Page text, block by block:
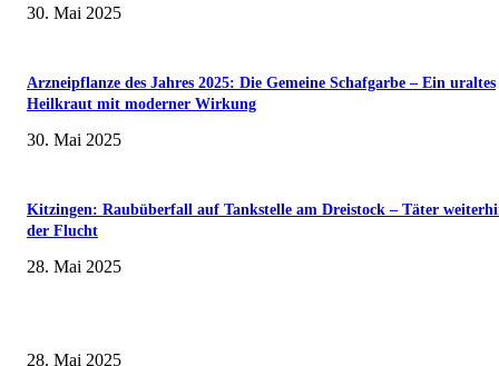
30. Mai 2025
Arzneipflanze des Jahres 2025: Die Gemeine Schafgarbe – Ein uraltes
Heilkraut mit moderner Wirkung
30. Mai 2025
Kitzingen: Raubüberfall auf Tankstelle am Dreistock – Täter
der Flucht
28. Mai 2025
28. Mai 2025